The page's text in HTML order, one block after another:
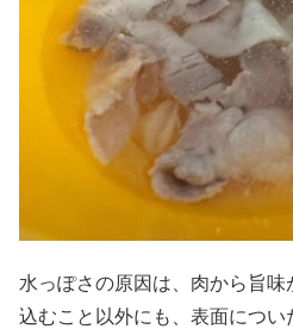
水っぽさの原因は、肉から旨味
込むこと以外にも、表面につい